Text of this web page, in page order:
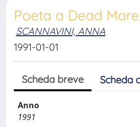
Poeta a Dead
SCANNAVINI, ANNA
1991-01-01
Scheda breve Scheda
Anno
1991